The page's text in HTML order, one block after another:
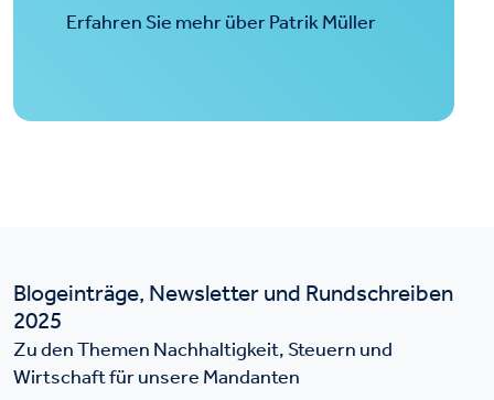
Erfahren Sie mehr über Patrik Müller
Blogeinträge, Newsletter und Rundschreiben
2025
Zu den Themen Nachhaltigkeit, Steuern und
Wirtschaft für unsere Mandanten